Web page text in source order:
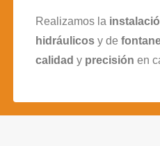
Realizamos la
hidráulicosy de
calidad y precisión en